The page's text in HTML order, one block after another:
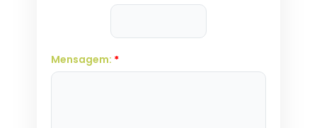
Mensagem: *